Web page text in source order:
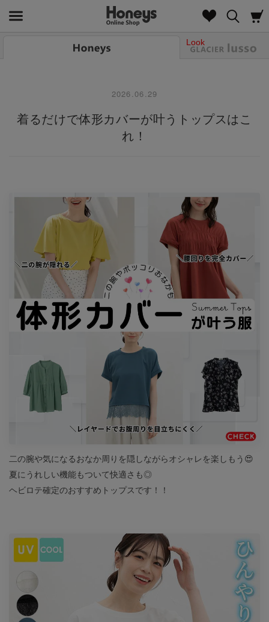
Look
2026.06.29
着るだけで体形カバーが叶うトップスはこ
れ！
二の腕や気になるおなか周りを隠しながらオシャレを楽しもう😍
夏にうれしい機能もついて快適さも◎
ヘビロテ確定のおすすめトップスです！！